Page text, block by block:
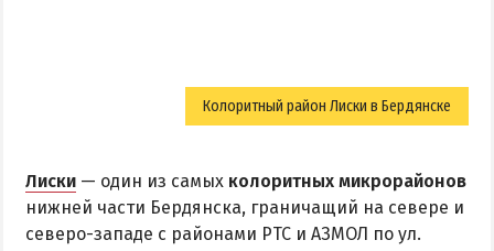
Колоритный район Лиски в Бердянске
Лиски — один из самых колоритных микрорайонов
нижней части Бердянска, граничащий на севере и
северо-западе с районами РТС и АЗМОЛ по ул.